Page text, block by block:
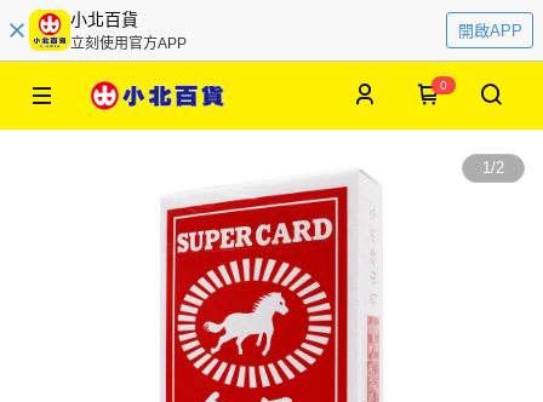
小北百貨
立刻使用官方APP
開啟APP
0
1/2